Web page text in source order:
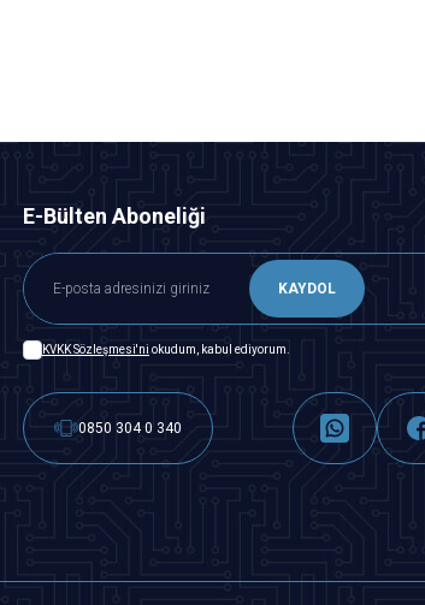
E-Bülten Aboneliği
KAYDOL
KVKK Sözleşmesi'ni okudum, kabul ediyorum.
0850 304 0 340